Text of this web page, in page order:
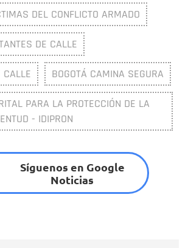
DEL CONFLICTO ARMADO
DE CALLE
CALLE BOGOTÁ CAMINA SEGURA
PARA LA PROTECCIÓN DE LA
- IDIPRON
Síguenos en Google
Noticias